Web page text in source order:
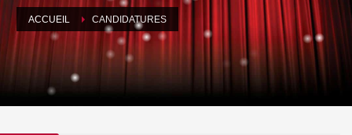
ACCUEIL CANDIDATURES